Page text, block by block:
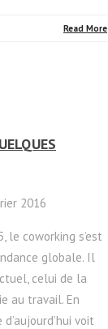
Read More
2016
le coworking s’est
globale. Il
celui de la
au travail. En
voit